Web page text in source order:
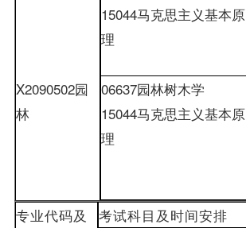
15044马克思主义基本原
理
X2090502园
林
06637园林树木学
15044马克思主义基本原
理
专业代码及
考试科目及时间安排